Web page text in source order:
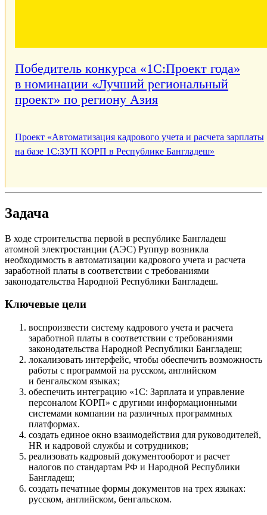
Победитель конкурса «1С:Проект года»
в номинации «Лучший региональный
проект» по региону Азия
Проект «Автоматизация кадрового учета и расчета зарплаты
на базе 1С:ЗУП КОРП в Республике Бангладеш»
Задача
В ходе строительства первой в республике Бангладеш
атомной электростанции (АЭС) Руппур возникла
необходимость в автоматизации кадрового учета и расчета
заработной платы в соответствии с требованиями
законодательства Народной Республики Бангладеш.
Ключевые цели
воспроизвести систему кадрового учета и расчета
заработной платы в соответствии с требованиями
законодательства Народной Республики Бангладеш;
локализовать интерфейс, чтобы обеспечить возможность
работы с программой на русском, английском
и бенгальском языках;
обеспечить интеграцию «1С: Зарплата и управление
персоналом КОРП» с другими информационными
системами компании на различных программных
платформах.
создать единое окно взаимодействия для руководителей,
HR и кадровой службы и сотрудников;
реализовать кадровый документооборот и расчет
налогов по стандартам РФ и Народной Республики
Бангладеш;
создать печатные формы документов на трех языках:
русском, английском, бенгальском.